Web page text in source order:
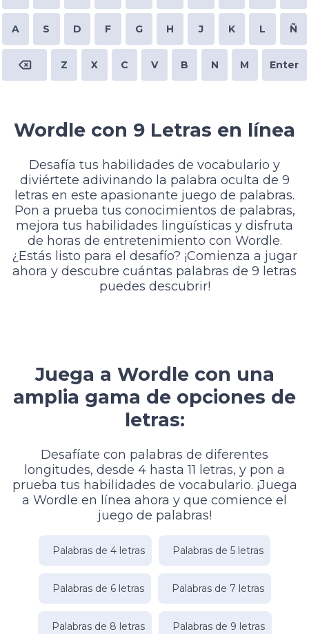
A S D F G H J K L Ñ
Z X C V B N M Enter
Wordle con 9 Letras en línea
Desafía tus habilidades de vocabulario y
diviértete adivinando la palabra oculta de 9
letras en este apasionante juego de palabras.
Pon a prueba tus conocimientos de palabras,
mejora tus habilidades lingüísticas y disfruta
de horas de entretenimiento con Wordle.
¿Estás listo para el desafío? ¡Comienza a jugar
ahora y descubre cuántas palabras de 9 letras
puedes descubrir!
Juega a Wordle con una
amplia gama de opciones de
letras:
Desafíate con palabras de diferentes
longitudes, desde 4 hasta 11 letras, y pon a
prueba tus habilidades de vocabulario. ¡Juega
a Wordle en línea ahora y que comience el
juego de palabras!
Palabras de 4 letras Palabras de 5 letras
Palabras de 6 letras Palabras de 7 letras
Palabras de 8 letras Palabras de 9 letras